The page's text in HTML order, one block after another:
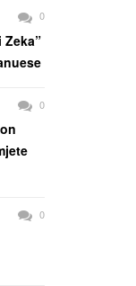
0
0
0